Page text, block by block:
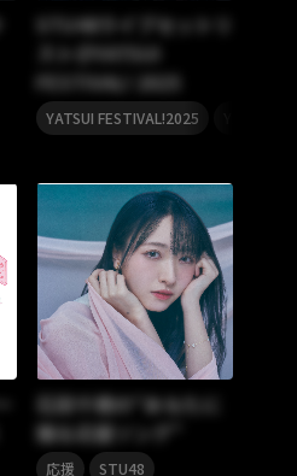
STU48ライブセットリ
スト＠YATSUI
FESTIVAL! 2025
YATSUI FESTIVAL!2025
石田千穂の“あなたに
贈る応援ソング”
応援 STU48